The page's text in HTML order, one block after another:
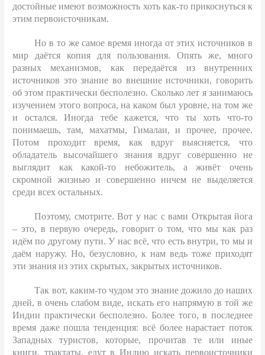
достойные имеют возможность хоть как-то прикоснуться к
этим первоисточникам.
Но в то же самое время иногда от этих источников в
мир даётся копия для пользования. Опять же, много
разных механизмов, как передаётся из внутренних
источников это знание во внешние источники, говорить
об этом практически бесполезно. Сколько лет я занимаюсь
изучением этого вопроса, на каком был уровне, на том же
и остался. Иногда тебе кажется, что ты хоть что-то
понимаешь, там, махатмы, Гималаи, и прочее, прочее.
Потом проходит время, как вдруг выясняется, что
обладатель высочайшего знания вдруг совершенно не
выглядит как какой-то небожитель, а живёт очень
скромной жизнью и совершенно ничем не выделяется
среди всех остальных.
Поэтому, смотрите. Вот у нас с вами Открытая йога
– это, в первую очередь, говорит о том, что мы как раз
идём по другому пути. У нас всё, что есть внутри, то мы и
даём наружу. Но, безусловно, к нам ведь тоже приходят
эти знания из этих скрытых, закрытых источников.
Так вот, каким-то чудом это знание дожило до наших
дней, в очень слабом виде, искать его напрямую в той же
Индии практически бесполезно. Более того, в последнее
время даже пошла тенденция: всё более нарастает поток
Западных туристов, которые, прочитав те или иные
книги, трактаты, едут в Индию искать первоисточники